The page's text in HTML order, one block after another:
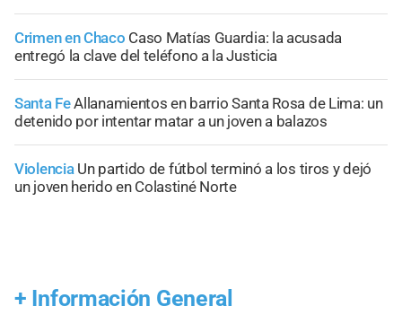
Crimen en Chaco Caso Matías Guardia: la acusada
entregó la clave del teléfono a la Justicia
Santa FeAllanamientos en barrio Santa Rosa de Lima: un
detenido por intentar matar a un joven a balazos
Violencia Un partido de fútbol terminó a los tiros y dejó
un joven herido en Colastiné Norte
+ Información General